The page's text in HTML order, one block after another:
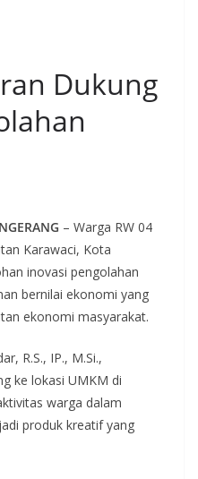
Dukung
– Warga RW 04
Karawaci, Kota
inovasi pengolahan
bernilai ekonomi yang
ekonomi masyarakat.
R.S., IP., M.Si.,
ke lokasi UMKM di
warga dalam
produk kreatif yang